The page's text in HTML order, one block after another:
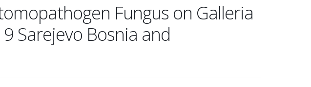
Fungus on Galleria
Sarejevo Bosnia and